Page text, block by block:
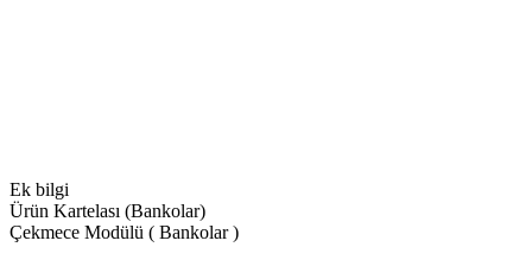
Ek bilgi
Ürün Kartelası (Bankolar)
Çekmece Modülü ( Bankolar )